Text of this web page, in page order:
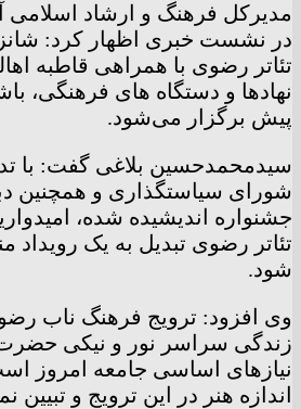
مدیرکل فرهنگ و ارشاد اسلامی
در نشست خبری اظهار کرد:
تئاتر رضوی با همراهی قاطبه‌
نهادها و دستگاه های فرهنگی،
پیش برگزار می‌شود.
سیدمحمدحسین بلاغی گفت: با
شورای سیاستگذاری و همچنین
جشنواره اندیشیده شده،
تئاتر رضوی تبدیل به یک رویداد
شود.
وی افزود: ترویج فرهنگ ناب
زندگی سراسر نور و نیکی حضرت
نیازهای اساسی جامعه‌ امروز
اندازه‌ هنر در این ترویج و تبیین